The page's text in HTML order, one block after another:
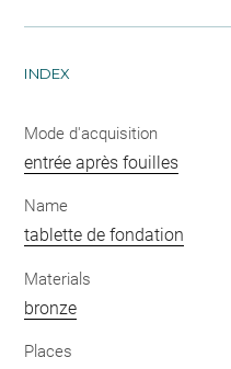
INDEX
Mode d'acquisition
entrée après fouilles
Name
tablette de fondation
Materials
bronze
Places